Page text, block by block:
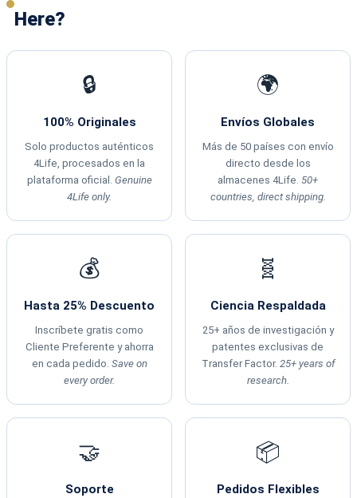
Here?
🔒
100% Originales
Solo productos auténticos
4Life, procesados en la
plataforma oficial. Genuine
4Life only.
🌍
Envíos Globales
Más de 50 países con envío
directo desde los
almacenes 4Life. 50+
countries, direct shipping.
💰
Hasta 25% Descuento
Inscríbete gratis como
Cliente Preferente y ahorra
en cada pedido. Save on
every order.
🧬
Ciencia Respaldada
25+ años de investigación y
patentes exclusivas de
Transfer Factor. 25+ years of
research.
🤝
Soporte
📦
Pedidos Flexibles